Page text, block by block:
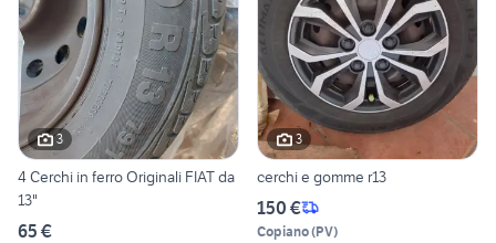
3
4 Cerchi in ferro Originali FIAT da
13"
65 €
3
cerchi e gomme r13
150 €
Copiano(PV)